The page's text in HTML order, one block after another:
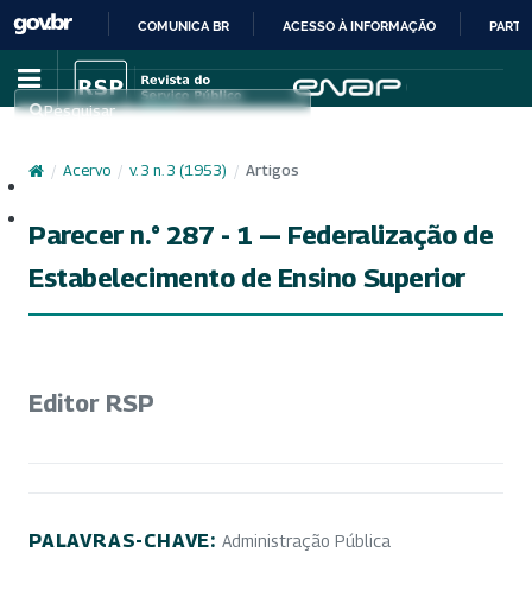
IR
PARA
CONTEÚDO
COMUNICA BR ACESSO À INFORMAÇÃO
Pesquisar
/ Acervo / v. 3 n. 3 (1953) / Artigos
Parecer n.° 287 - 1 — Federalização de
Estabelecimento de Ensino Superior
Editor RSP
PALAVRAS-CHAVE: Administração Pública